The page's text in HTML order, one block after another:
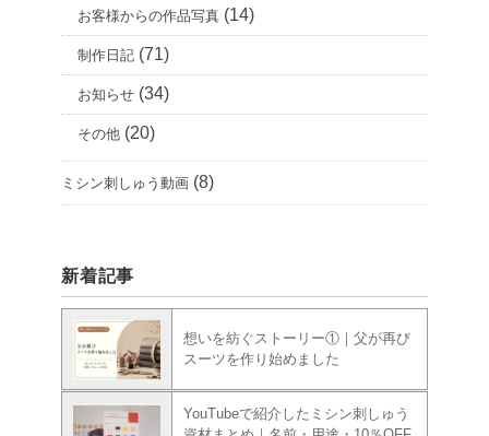
お客様からの作品写真 (14)
制作日記 (71)
お知らせ (34)
その他 (20)
ミシン刺しゅう動画 (8)
新着記事
想いを紡ぐストーリー①｜父が再び
スーツを作り始めました
YouTubeで紹介したミシン刺しゅう